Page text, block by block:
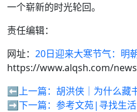
一个崭新的时光轮回。
责任编辑：
网址： 20日迎来大寒节气：明
https://www.alqsh.com/
⬅️上一篇： 胡洪侠｜为什么藏
➡️下一篇： 参考文苑|寻找生